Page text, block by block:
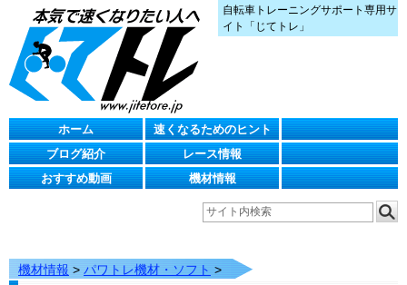
自転車トレーニングサポート専用サ
イト「じてトレ」
ホーム
速くなるためのヒント
ブログ紹介
レース情報
おすすめ動画
機材情報
機材情報 > パワトレ機材・ソフト >